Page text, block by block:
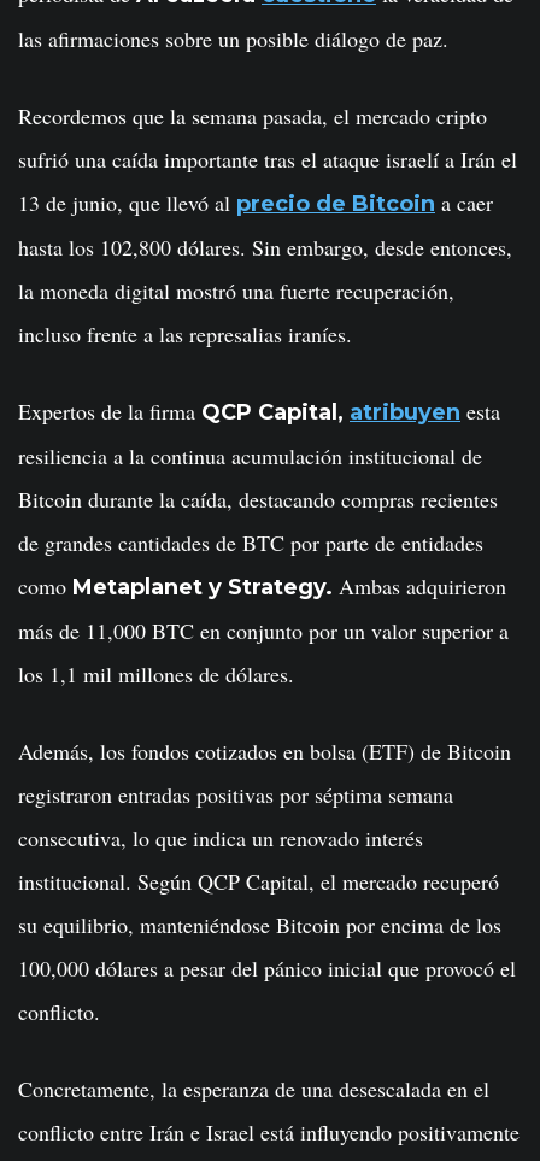
las afirmaciones sobre un posible diálogo de paz.
Recordemos que la semana pasada, el mercado cripto
sufrió una caída importante tras el ataque israelí a Irán el
13 de junio, que llevó al precio de Bitcoin a caer
hasta los 102,800 dólares. Sin embargo, desde entonces,
la moneda digital mostró una fuerte recuperación,
incluso frente a las represalias iraníes.
Expertos de la firma QCP Capital, atribuyen esta
resiliencia a la continua acumulación institucional de
Bitcoin durante la caída, destacando compras recientes
de grandes cantidades de BTC por parte de entidades
como Metaplanet y Strategy. Ambas adquirieron
más de 11,000 BTC en conjunto por un valor superior a
los 1,1 mil millones de dólares.
Además, los fondos cotizados en bolsa (ETF) de Bitcoin
registraron entradas positivas por séptima semana
consecutiva, lo que indica un renovado interés
institucional. Según QCP Capital, el mercado recuperó
su equilibrio, manteniéndose Bitcoin por encima de los
100,000 dólares a pesar del pánico inicial que provocó el
conflicto.
Concretamente, la esperanza de una desescalada en el
conflicto entre Irán e Israel está influyendo positivamente